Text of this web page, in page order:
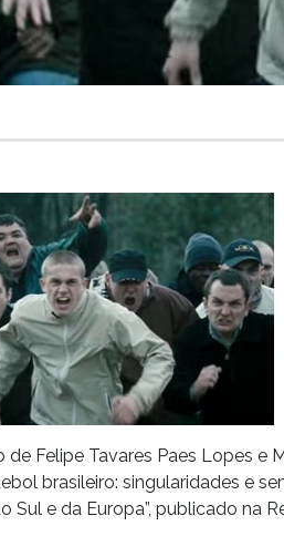
Felipe Tavares Paes Lopes e
brasileiro: singularidades e
e da Europa”, publicado na